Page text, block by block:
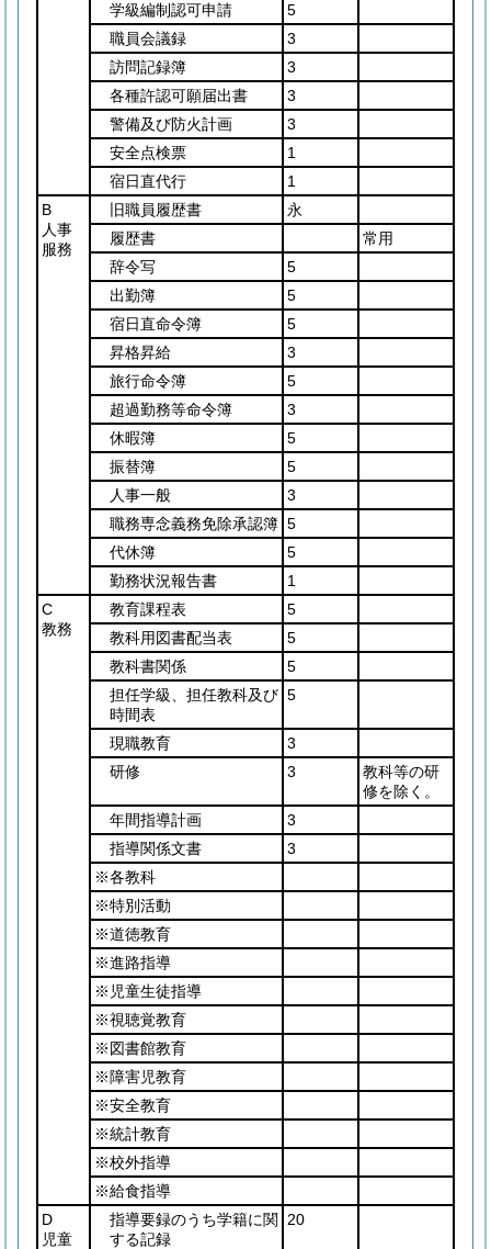
学級編制認可申請
5
職員会議録
3
訪問記録簿
3
各種許認可願届出書
3
警備及び防火計画
3
安全点検票
1
宿日直代行
1
B
人事
服務
旧職員履歴書
永
履歴書
常用
辞令写
5
出勤簿
5
宿日直命令簿
5
昇格昇給
3
旅行命令簿
5
超過勤務等命令簿
3
休暇簿
5
振替簿
5
人事一般
3
職務専念義務免除承認簿 5
代休簿
5
勤務状況報告書
1
C
教務
教育課程表
5
教科用図書配当表
5
教科書関係
5
担任学級、担任教科及び
時間表
5
現職教育
3
研修
3
教科等の研
修を除く。
年間指導計画
3
指導関係文書
3
※各教科
※特別活動
※道徳教育
※進路指導
※児童生徒指導
※視聴覚教育
※図書館教育
※障害児教育
※安全教育
※統計教育
※校外指導
※給食指導
D
児童
指導要録のうち学籍に関
する記録
20